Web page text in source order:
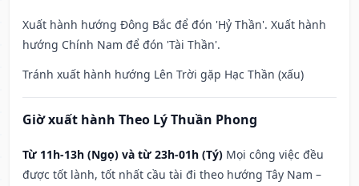
Xuất hành hướng Đông Bắc để đón 'Hỷ Thần'. Xuất hành
hướng Chính Nam để đón 'Tài Thần'.
Tránh xuất hành hướng Lên Trời gặp Hạc Thần (xấu)
Giờ xuất hành Theo Lý Thuần Phong
Từ 11h-13h (Ngọ) và từ 23h-01h (Tý) Mọi công việc đều
được tốt lành, tốt nhất cầu tài đi theo hướng Tây Nam –